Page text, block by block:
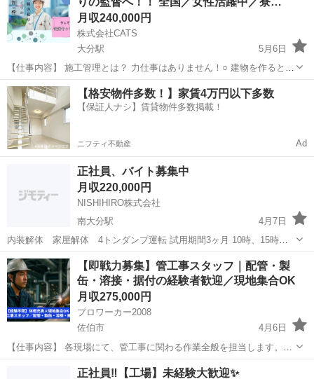
設・解体現場での作業です...
月収240,000円
株式会社CATS
大分駅
5月6日
【仕事内容】 施工管理とは？ 力仕事はありません！○ 建物を作るとき
に、工事を「ちゃんと・安全に・予定どおり」に進めるために見守る
お仕事です。 ［実際のお仕事内容］ ⚫ 予定を立てる →今日はどこか
ら工事する...
大分 大分市 大分駅 施工管理 未経験
【格安物件多数！】家賃4万円以下多数
【保証人ナシ】賃貸物件多数掲載！
ニフティ不動産 Ad
正社員、バイト募集中
月収220,000円
NISHIHIRO株式会社
南大分駅
4月7日
内装解体 家屋解体 4トンダンプ運転 試用期間3ヶ月 10時、15時に
30分ずつ休憩 12時から１時間休憩 日曜日休み 現場次第で土曜、祝日
出勤 健康保険、社会保険完備、制服夏冬２着支給 交通費有り 昇給有
り 資格手...
大分 大分市 南大分駅 その他 社会保険
【即戦力募集】管工事スタッフ｜配管・製
缶・溶接・据付の経験者歓迎／現地集合OK
月収275,000円
プロワーカー2008
佐伯市
4月6日
【仕事内容】 各現場にて、管工事に関わる作業全般を担当します。扱
う工事内容は現場ごとに異なり、幅広い技術に触れることができま
佐伯市 その他 未経験
正社員‼️【工場】未経験大歓迎✨